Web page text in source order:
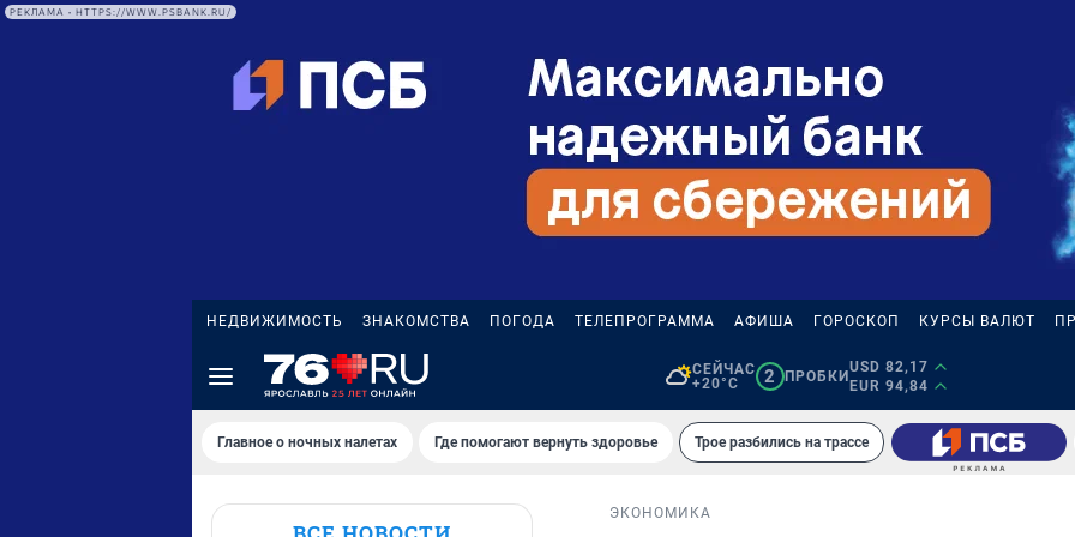
РЕКЛАМА • HTTPS://WWW.PSBANK.RU/
НЕДВИЖИМОСТЬ ЗНАКОМСТВА ПОГОДА ТЕЛЕПРОГРАММА АФИША ГОРОСКОП КУРСЫ ВАЛЮТ
СЕЙЧАС
+20°C
2 ПРОБКИ
USD 82,17
EUR 94,84
Главное о ночных налетах Где помогают вернуть здоровье Трое разбились на трассе
ЭКОНОМИКА